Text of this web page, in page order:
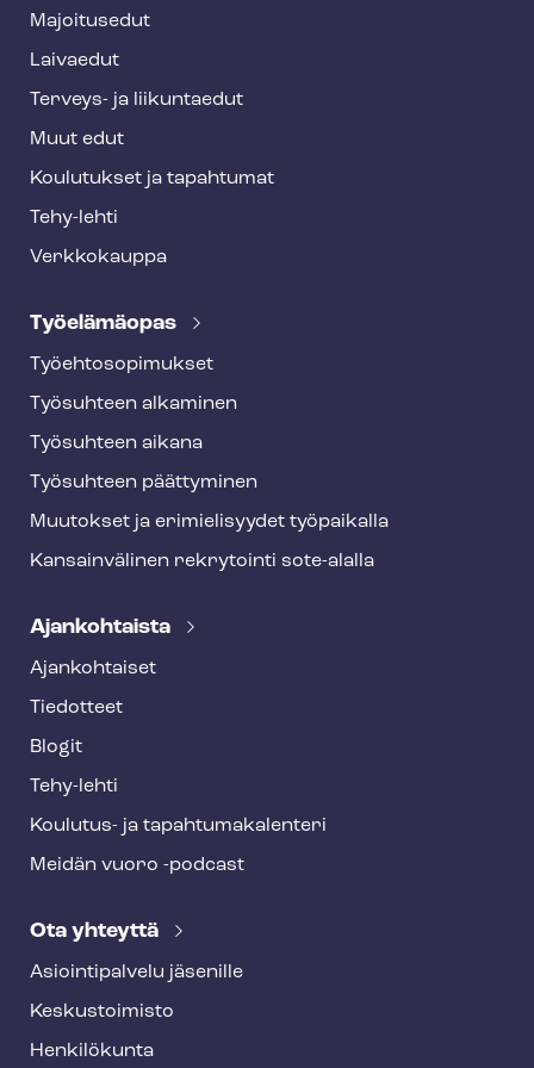
e
Majoitusedut
Laivaedut
Terveys- ja liikuntaedut
Muut edut
Koulutukset ja tapahtumat
Tehy-lehti
Verkkokauppa
Työelämäopas
Työ­eh­to­so­pi­muk­set
Työsuhteen alkaminen
Työsuhteen aikana
Työsuhteen päättyminen
Muutokset ja erimielisyydet työpaikalla
Kansainvälinen rekrytointi sote-alalla
Ajankohtaista
Ajankohtaiset
Tiedotteet
Blogit
Tehy-lehti
Koulutus- ja ta­pah­tu­ma­ka­len­te­ri
Meidän vuoro -podcast
Ota yhteyttä
Asioin­ti­pal­ve­lu jäsenille
Keskustoimisto
Henkilökunta